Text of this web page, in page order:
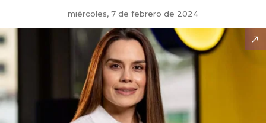
miércoles, 7 de febrero de 2024